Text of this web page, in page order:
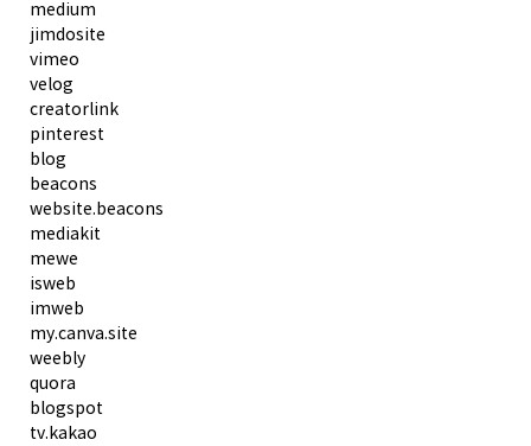
medium
jimdosite
vimeo
velog
creatorlink
pinterest
blog
beacons
website.beacons
mediakit
mewe
isweb
imweb
my.canva.site
weebly
quora
blogspot
tv.kakao